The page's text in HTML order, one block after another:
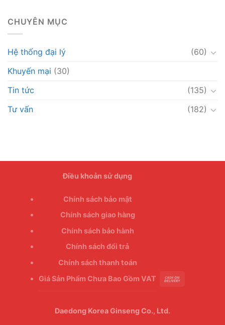
CHUYÊN MỤC
Hệ thống đại lý
(60)
Khuyến mại (30)
Tin tức
(135)
Tư vấn
(182)
Điều khoản sử dụng
Chính sách bảo mật
Chính sách giao hàng
Chính sách bảo hành
Chính sách đổi trả
Chính sách thanh toán
Giá Sản Phẩm Chưa Bao Gồm VAT
Daedong Korea Ginseng Co., Ltd.